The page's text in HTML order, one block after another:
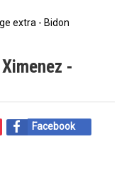
extra - Bidon
-
Facebook